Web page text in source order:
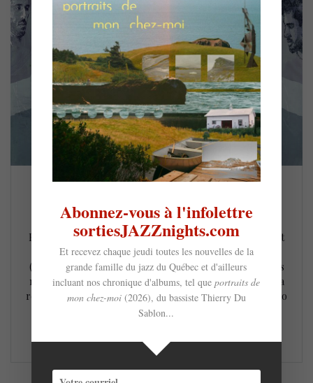
19 mai 2022
Fleuron montréalais du nu jazz, le compositeur, pianiste et
producteur Anomalie présentait en avril dernier Galerie
(2022), un premier album en bonne et due forme gorgé des
mêmes grooves aux accents hip-hop et neo soul qui font sa
renommée. Fort d’une collaboration très réussie avec le duo
électrojazz Chromeo sur Bend The Rules (2021), le…
Abonnez-vous à l'infolettre
sortiesJAZZnights.com
Et recevez chaque jeudi toutes les nouvelles de la
grande famille du jazz du Québec et d'ailleurs
incluant nos chronique d'albums, tel queportraits de
mon chez-moi (2026), du bassiste Thierry Du
Sablon...